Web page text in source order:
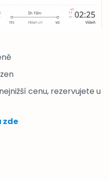
cenu, rezervujete u
zde